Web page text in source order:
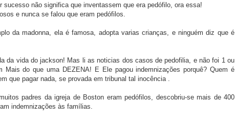
sucesso não significa que inventassem que era pedófilo, ora essa!
e nunca se falou que eram pedófilos.
da madonna, ela é famosa, adopta varias crianças, e ninguém diz que é
da vida do jackson! Mas li as noticias dos casos de pedofilia, e não foi 1 ou
Mais do que uma DEZENA! E Ele pagou indemnizações porquê? Quem é
que pagar nada, se provada em tribunal tal inocência .
padres da igreja de Boston eram pedófilos, descobriu-se mais de 400
indemnizações às famílias.